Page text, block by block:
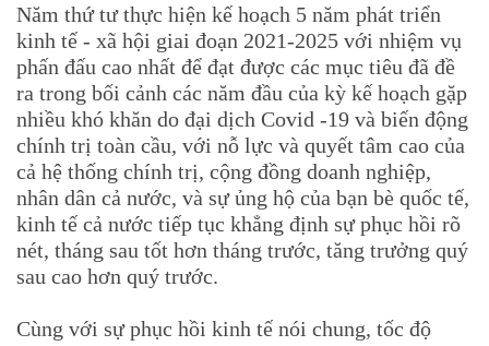
Năm thứ tư thực hiện kế hoạch 5 năm phát triển
kinh tế - xã hội giai đoạn 2021-2025 với nhiệm vụ
phấn đấu cao nhất để đạt được các mục tiêu đã đề
ra trong bối cảnh các năm đầu của kỳ kế hoạch gặp
nhiều khó khăn do đại dịch Covid -19 và biến động
chính trị toàn cầu, với nỗ lực và quyết tâm cao của
cả hệ thống chính trị, cộng đồng doanh nghiệp,
nhân dân cả nước, và sự ủng hộ của bạn bè quốc tế,
kinh tế cả nước tiếp tục khẳng định sự phục hồi rõ
nét, tháng sau tốt hơn tháng trước, tăng trưởng quý
sau cao hơn quý trước.
Cùng với sự phục hồi kinh tế nói chung, tốc độ